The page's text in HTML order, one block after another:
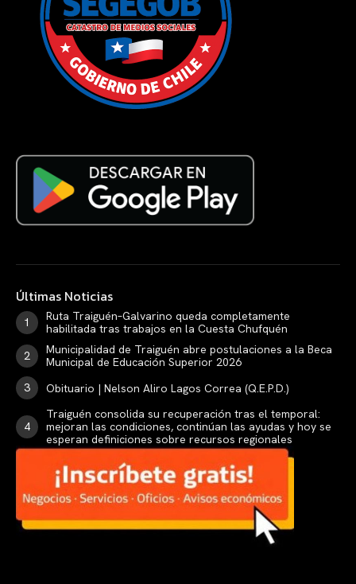
Últimas Noticias
Ruta Traiguén–Galvarino queda completamente
habilitada tras trabajos en la Cuesta Chufquén
Municipalidad de Traiguén abre postulaciones a la Beca
Municipal de Educación Superior 2026
Obituario | Nelson Aliro Lagos Correa (Q.E.P.D.)
Traiguén consolida su recuperación tras el temporal:
mejoran las condiciones, continúan las ayudas y hoy se
esperan definiciones sobre recursos regionales